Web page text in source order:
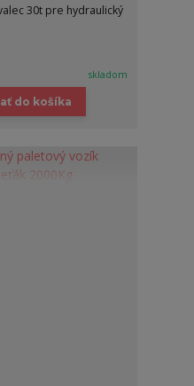
30t pre hydraulický
skladom
do košíka